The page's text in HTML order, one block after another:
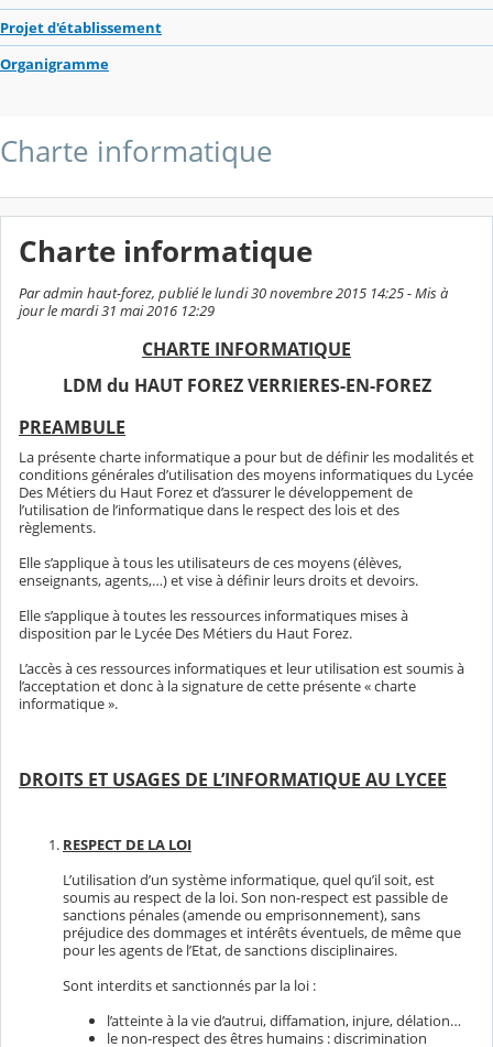
Projet d'établissement
Organigramme
Charte informatique
Charte informatique
Par admin haut-forez, publié le lundi 30 novembre 2015 14:25 - Mis à
jour le mardi 31 mai 2016 12:29
CHARTE INFORMATIQUE
LDM du HAUT FOREZ VERRIERES-EN-FOREZ
PREAMBULE
La présente charte informatique a pour but de définir les modalités et
conditions générales d’utilisation des moyens informatiques du Lycée
Des Métiers du Haut Forez et d’assurer le développement de
l’utilisation de l’informatique dans le respect des lois et des
règlements.
Elle s’applique à tous les utilisateurs de ces moyens (élèves,
enseignants, agents,…) et vise à définir leurs droits et devoirs.
Elle s’applique à toutes les ressources informatiques mises à
disposition par le Lycée Des Métiers du Haut Forez.
L’accès à ces ressources informatiques et leur utilisation est soumis à
l’acceptation et donc à la signature de cette présente « charte
informatique ».
DROITS ET USAGES DE L’INFORMATIQUE AU LYCEE
RESPECT DE LA LOI
L’utilisation d’un système informatique, quel qu’il soit, est
soumis au respect de la loi. Son non-respect est passible de
sanctions pénales (amende ou emprisonnement), sans
préjudice des dommages et intérêts éventuels, de même que
pour les agents de l’Etat, de sanctions disciplinaires.
Sont interdits et sanctionnés par la loi :
l’atteinte à la vie d’autrui, diffamation, injure, délation…
le non-respect des êtres humains : discrimination